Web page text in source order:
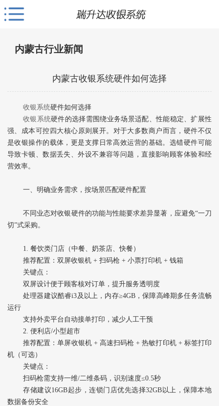
内蒙古行业新闻
内蒙古收银系统硬件如何选择
收银系统硬件如何选择
收银系统硬件的选择需围绕‌业务场景适配、性能稳定、扩展性
强、成本可控‌四大核心原则展开。对于大多数商户而言，硬件不仅
是收银操作的载体，更是支撑日常高效运营的基础。选错硬件可能
导致卡顿、数据丢失、外设不兼容等问题，直接影响顾客体验和经
营效率。
一、明确业务需求，按场景匹配硬件配置
不同业态对收银硬件的功能与性能要求差异显著，应避免“一刀
切”式采购。
1. ‌餐饮类门店‌（中餐、奶茶店、快餐）
推荐配置‌：双屏收银机 + 扫码枪 + 小票打印机 + 钱箱
关键点‌：
双屏设计便于顾客核对订单，提升服务透明度
处理器建议酷睿i3及以上，内存≥4GB，保障高峰期多任务流畅
运行
支持外卖平台自动接单打印，减少人工干预
2. ‌便利店/小型超市‌
推荐配置‌：单屏收银机 + 高速扫码枪 + 热敏打印机 + 标签打印
机（可选）
关键点‌：
扫码枪需支持一维/二维条码，识别速度≤0.5秒
存储建议16GB起步，连锁门店优先选择32GB以上，保障本地
数据备份安全